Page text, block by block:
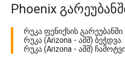
Phoenix
რუკა ფენიქსის
რუკა (Arizona - აშშ)
რუკა (Arizona - აშშ)